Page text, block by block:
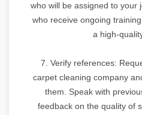
who will be assigned to your
who receive ongoing
a high-
7. Verify references:
carpet cleaning company
them. Speak with
feedback on the quality of